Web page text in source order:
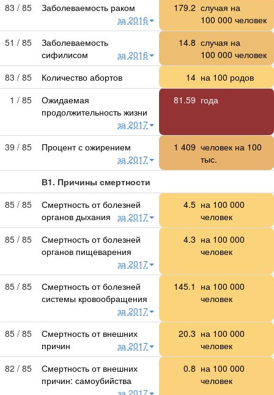
83 / 85
Заболеваемость раком
за 2016
179.2 случая на
100 000 человек
51 / 85
Заболеваемость
сифилисом
за 2016
14.8 случая на
100 000 человек
83 / 85
Количество абортов 14 на 100 родов
1 / 85
Ожидаемая
продолжительность жизни
за 2017
81.59 года
39 / 85
Процент с ожирением
за 2017
1 409 человек на 100
тыс.
В1. Причины смертности
85 / 85
Смертность от болезней
органов дыхания за 2017
4.5 на 100 000
человек
85 / 85
Смертность от болезней
органов пищеварения
за 2017
4.3 на 100 000
человек
85 / 85
Смертность от болезней
системы кровообращения
за 2017
145.1 на 100 000
человек
85 / 85
Смертность от внешних
причин
за 2017
20.3 на 100 000
человек
82 / 85
Смертность от внешних
причин: самоубийства
за 2017
0.8 на 100 000
человек